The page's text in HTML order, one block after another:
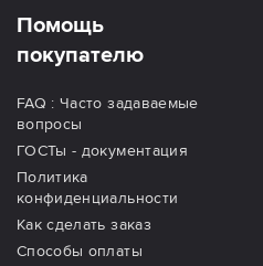
Помощь
покупателю
FAQ : Часто задаваемые
вопросы
ГОСТы - документация
Политика
конфиденциальности
Как сделать заказ
Способы оплаты